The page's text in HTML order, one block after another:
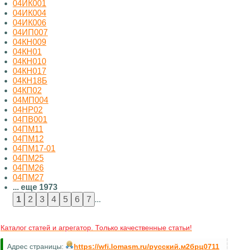
04ИК001
04ИК004
04ИК006
04ИП007
04КН009
04КН01
04КН010
04КН017
04КН18Б
04КП02
04МП004
04НР02
04ПВ001
04ПМ11
04ПМ12
04ПМ17-01
04ПМ25
04ПМ26
04ПМ27
... еще 1973
...
Каталог статей и агрегатор. Только качественные статьи!
Адрес страницы:
https://wfi.lomasm.ru/русский.м2брц0711